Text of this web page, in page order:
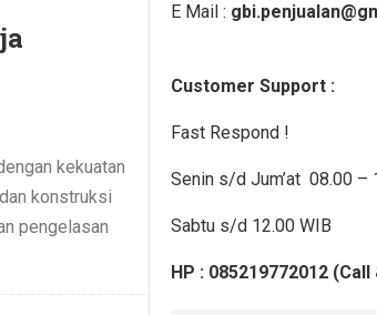
kekuatan
konstruksi
pengelasan
E Mail :
Customer Support :
Fast Respond !
Senin s/d Jum’at 08.00 –
Sabtu s/d 12.00 WIB
HP : 085219772012